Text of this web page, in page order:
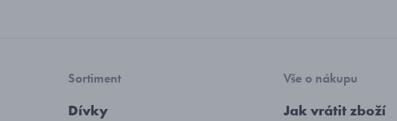
Sortiment
Dívky
Vše o nákupu
Jak vrátit zboží